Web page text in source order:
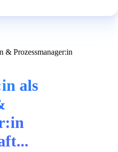
& Prozessmanager:in
als